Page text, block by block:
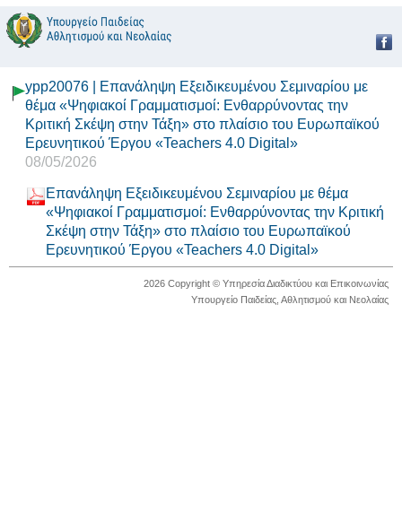
ypp20076 | Επανάληψη Εξειδικευμένου Σεμιναρίου με
θέμα «Ψηφιακοί Γραμματισμοί: Ενθαρρύνοντας την
Κριτική Σκέψη στην Τάξη» στο πλαίσιο του Ευρωπαϊκού
Ερευνητικού Έργου «Teachers 4.0 Digital»
08/05/2026
Επανάληψη Εξειδικευμένου Σεμιναρίου με θέμα
«Ψηφιακοί Γραμματισμοί: Ενθαρρύνοντας την Κριτική
Σκέψη στην Τάξη» στο πλαίσιο του Ευρωπαϊκού
Ερευνητικού Έργου «Teachers 4.0 Digital»
2026 Copyright © Υπηρεσία Διαδικτύου και Επικοινωνίας
Υπουργείο Παιδείας, Αθλητισμού και Νεολαίας